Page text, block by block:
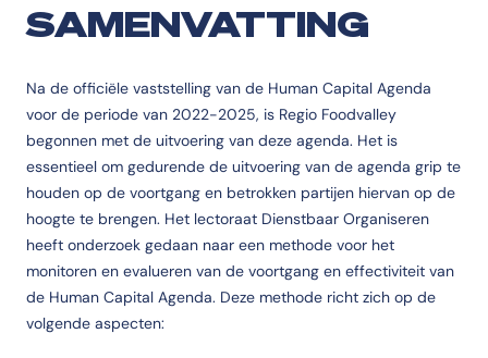
SAMENVATTING
Na de officiële vaststelling van de Human Capital Agenda
voor de periode van 2022-2025, is Regio Foodvalley
begonnen met de uitvoering van deze agenda. Het is
essentieel om gedurende de uitvoering van de agenda grip te
houden op de voortgang en betrokken partijen hiervan op de
hoogte te brengen. Het lectoraat Dienstbaar Organiseren
heeft onderzoek gedaan naar een methode voor het
monitoren en evalueren van de voortgang en effectiviteit van
de Human Capital Agenda. Deze methode richt zich op de
volgende aspecten: